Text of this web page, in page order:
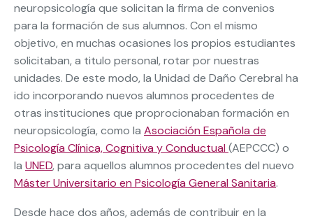
neuropsicología que solicitan la firma de convenios
para la formación de sus alumnos. Con el mismo
objetivo, en muchas ocasiones los propios estudiantes
solicitaban, a titulo personal, rotar por nuestras
unidades. De este modo, la Unidad de Daño Cerebral ha
ido incorporando nuevos alumnos procedentes de
otras instituciones que proprocionaban formación en
neuropsicología, como la Asociación Española de
Psicología Clínica, Cognitiva y Conductual (AEPCCC) o
la UNED, para aquellos alumnos procedentes del nuevo
Máster Universitario en Psicología General Sanitaria.
Desde hace dos años, además de contribuir en la